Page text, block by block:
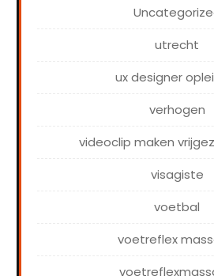
utrecht
ux designer
verhogen
videoclip maken
visagiste
voetbal
voetreflex